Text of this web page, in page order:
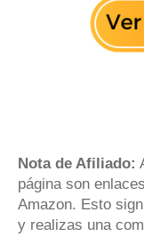
Nota de Afiliado:
página son
Amazon. Esto
y realizas una